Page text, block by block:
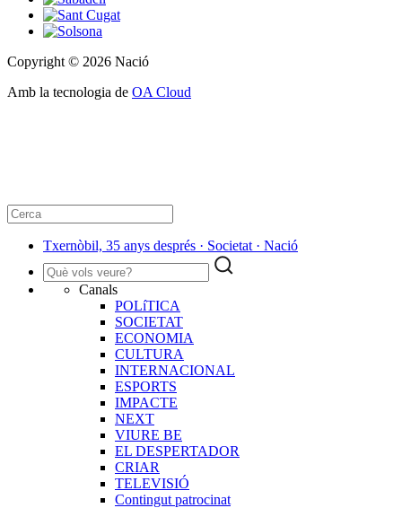
Copyright © 2026 Nació
Amb la tecnologia de OA Cloud
Txernòbil, 35 anys després · Societat · Nació
Canals
POLíTICA
SOCIETAT
ECONOMIA
CULTURA
INTERNACIONAL
ESPORTS
IMPACTE
NEXT
VIURE BE
EL DESPERTADOR
CRIAR
TELEVISIÓ
Contingut patrocinat